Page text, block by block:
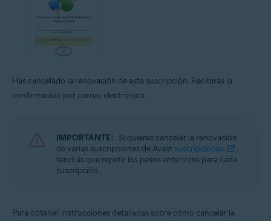
Has cancelado la renovación de esta suscripción. Recibirás la
confirmación por correo electrónico.
IMPORTANTE: Si quieres cancelar la renovación
de varias suscripciones de Avast suscripciones
,
tendrás que repetir los pasos anteriores para cada
suscripción.
Para obtener instrucciones detalladas sobre cómo cancelar la